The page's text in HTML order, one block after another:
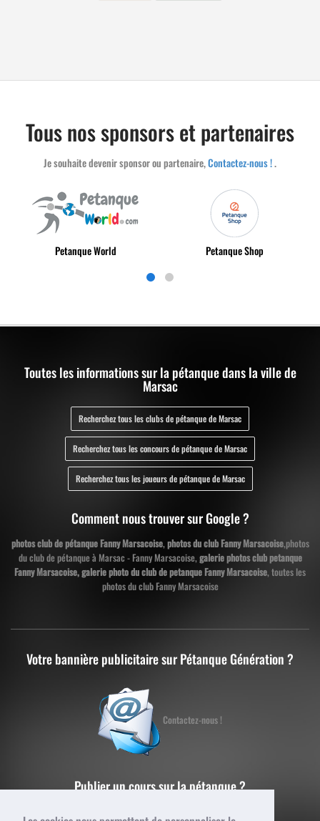
Tous nos sponsors et partenaires
Je souhaite devenir sponsor ou partenaire,Contactez-nous !.
Petanque World Petanque Shop
Toutes les informations sur la pétanque dans la ville de
Marsac
Recherchez tous les clubs de pétanque de Marsac
Recherchez tous les concours de pétanque de Marsac
Recherchez tous les joueurs de pétanque de Marsac
Comment nous trouver sur Google ?
photos club de pétanque Fanny Marsacoise,photos du club Fanny Marsacoise,photos
du club de pétanque à Marsac - Fanny Marsacoise,galerie photos club petanque
Fanny Marsacoise, galerie photo du club de petanque Fanny Marsacoise, toutes les
photos du club Fanny Marsacoise
Votre bannière publicitaire sur Pétanque Génération ?
Contactez-nous !
Publier un cours sur la pétanque ?